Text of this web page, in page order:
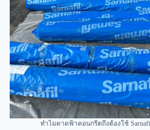
ทำไมดาดฟ้าคอนกรีตถึงต้องใช้